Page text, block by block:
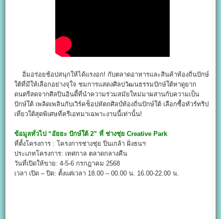
อิ่มอร่อยช้อปสนุกให้ได้แรงอก! กับตลาดอาหารและสินค้าท้องถิ่นปักษ์
ใต้ที่มีให้เลือกอย่างจุใจ ชมการแสดงศิลปวัฒนธรรมปักษ์ใต้หาดูยาก
ดนตรีสดจากศิลปินอินดี้ที่นำความร่วมสมัยใหม่มาผสานกับความเป็น
ปักษ์ใต้ เพลิดเพลินกับเวิร์คช็อปหัตถศิลป์ท้องถิ่นปักษ์ใต้ เลือกซื้อทัวร์ทริป
เที่ยวใต้สุดพิเศษที่ครีเอทมาเฉพาะงานนี้เท่านั้น!
ข้อมูลทั่วไป “อัยยะ ปักษ์ใต้ 2” ที่ ช่างชุ่ย Creative Park
ที่ตั้งโครงการ : โครงการช่างชุ่ย ปิ่นเกล้า ฝั่งธนฯ
ประเภทโครงการ: เทศกาล ตลาดกลางคืน
วันที่เปิดให้ขาย: 4-5-6 กรกฎาคม 2568
เวลา เปิด – ปิด: ตั้งแต่เวลา 18.00 – 00.00 น. 16.00-22.00 น.